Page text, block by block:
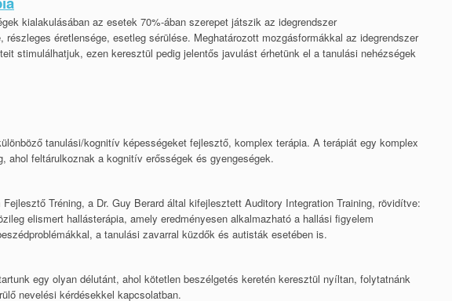
FST
HALLÁSI FIGYELEM
TRÉNING, MINT SEGÍTSÉG?
KÉRDÉSEK
IDENTITÁSÚ
kialakulásában az esetek 70%-ában szerepet játszik az idegrendszer
részleges éretlensége, esetleg sérülése. Meghatározott mozgásformákkal az idegrendszer
stimulálhatjuk, ezen keresztül pedig jelentős javulást érhetünk el a tanulási nehézségek
tanulási/kognitív képességeket fejlesztő, komplex terápia. A terápiát egy komplex
ahol feltárulkoznak a kognitív erősségek és gyengeségek.
Tréning, a Dr. Guy Berard által kifejlesztett Auditory Integration Training, rövidítve:
elismert hallásterápia, amely eredményesen alkalmazható a hallási figyelem
a tanulási zavarral küzdők és autisták esetében is.
egy olyan délutánt, ahol kötetlen beszélgetés keretén keresztül nyíltan, folytatnánk
nevelési kérdésekkel kapcsolatban.